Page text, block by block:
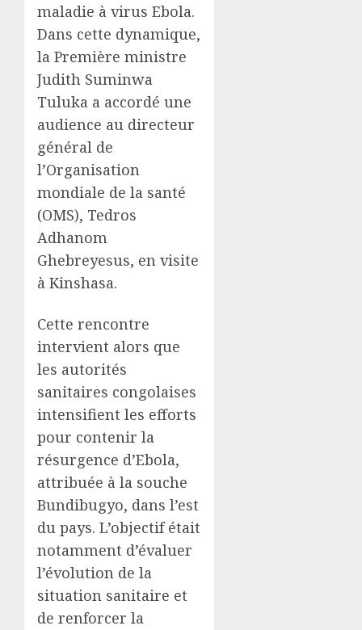
maladie à virus Ebola.
Dans cette dynamique,
la Première ministre
Judith Suminwa
Tuluka a accordé une
audience au directeur
général de
l’Organisation
mondiale de la santé
(OMS), Tedros
Adhanom
Ghebreyesus, en visite
à Kinshasa.
Cette rencontre
intervient alors que
les autorités
sanitaires congolaises
intensifient les efforts
pour contenir la
résurgence d’Ebola,
attribuée à la souche
Bundibugyo, dans l’est
du pays. L’objectif était
notamment d’évaluer
l’évolution de la
situation sanitaire et
de renforcer la